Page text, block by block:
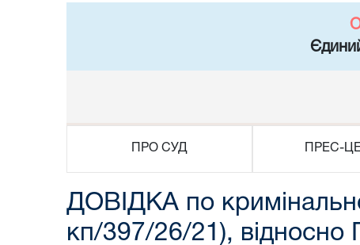
ПРО СУД ПРЕС-
ДОВІДКА по
кп/397/26/21),